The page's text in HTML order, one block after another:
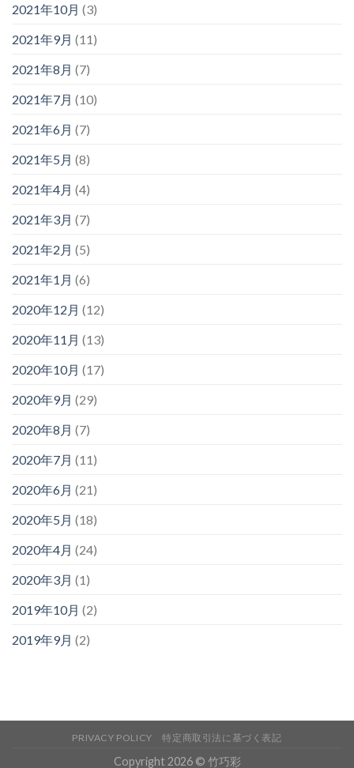
2021年10月 (3)
2021年9月 (11)
2021年8月 (7)
2021年7月 (10)
2021年6月 (7)
2021年5月 (8)
2021年4月 (4)
2021年3月 (7)
2021年2月 (5)
2021年1月 (6)
2020年12月 (12)
2020年11月 (13)
2020年10月 (17)
2020年9月 (29)
2020年8月 (7)
2020年7月 (11)
2020年6月 (21)
2020年5月 (18)
2020年4月 (24)
2020年3月 (1)
2019年10月 (2)
2019年9月 (2)
PRIVACY POLICY 特定商取引法に基づく表記
Copyright 2026 © 竹巧彩